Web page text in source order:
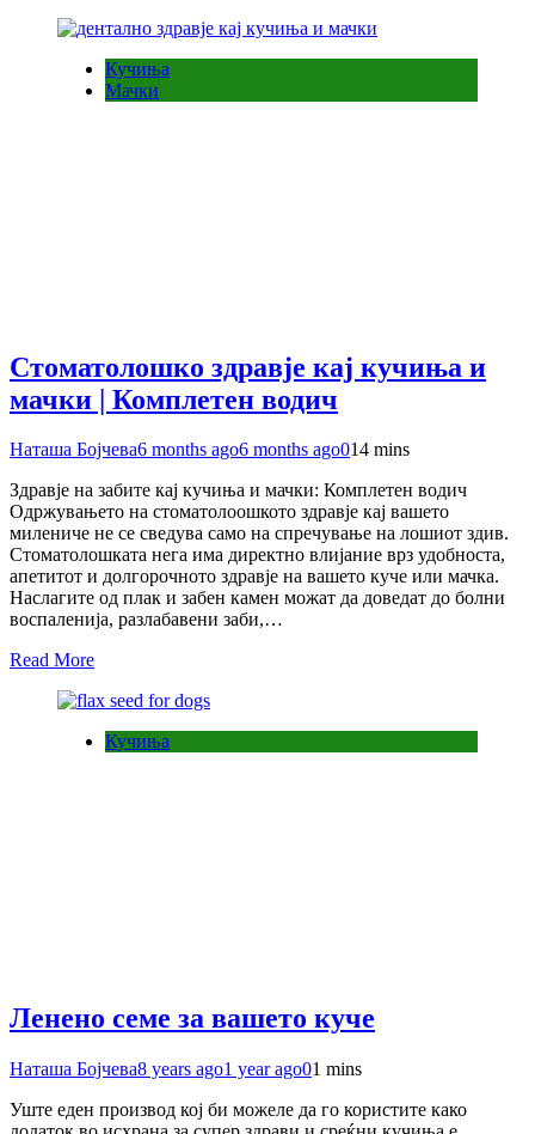
Кучиња
Мачки
Стоматолошко здравје кај кучиња и
мачки | Комплетен водич
Наташа Бојчева6 months ago6 months ago014 mins
Здравје на забите кај кучиња и мачки: Комплетен водич
Одржувањето на стоматолоошкото здравје кај вашето
милениче не се сведува само на спречување на лошиот здив.
Стоматолошката нега има директно влијание врз удобноста,
апетитот и долгорочното здравје на вашето куче или мачка.
Наслагите од плак и забен камен можат да доведат до болни
воспаленија, разлабавени заби,…
Read More
Кучиња
Ленено семе за вашето куче
Наташа Бојчева8 years ago1 year ago01 mins
Уште еден производ кој би можеле да го користите како